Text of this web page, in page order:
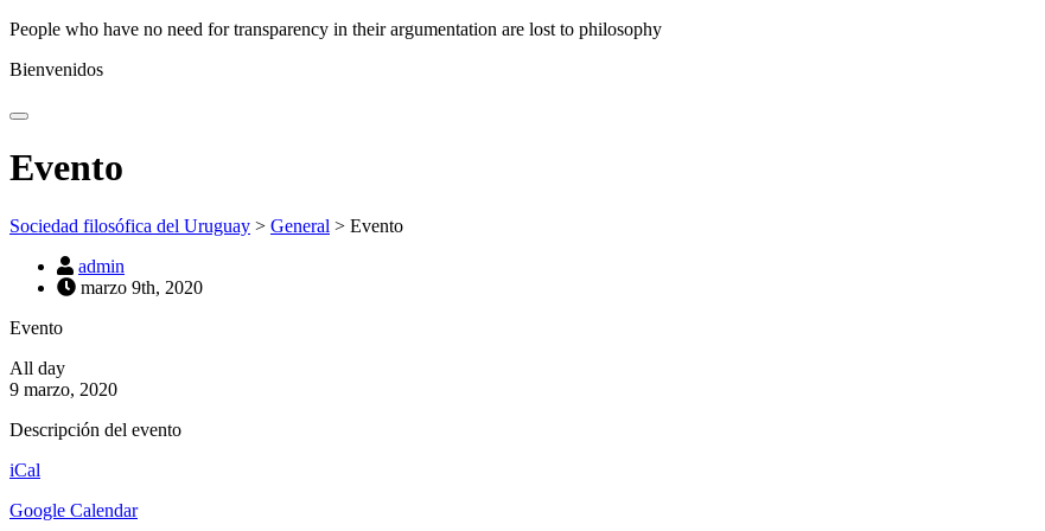
People who have no need for transparency in their argumentation are lost to philosophy
Bienvenidos
Evento
Sociedad filosófica del Uruguay > General > Evento
admin
marzo 9th, 2020
Evento
All day
9 marzo, 2020
Descripción del evento
iCal
Google Calendar